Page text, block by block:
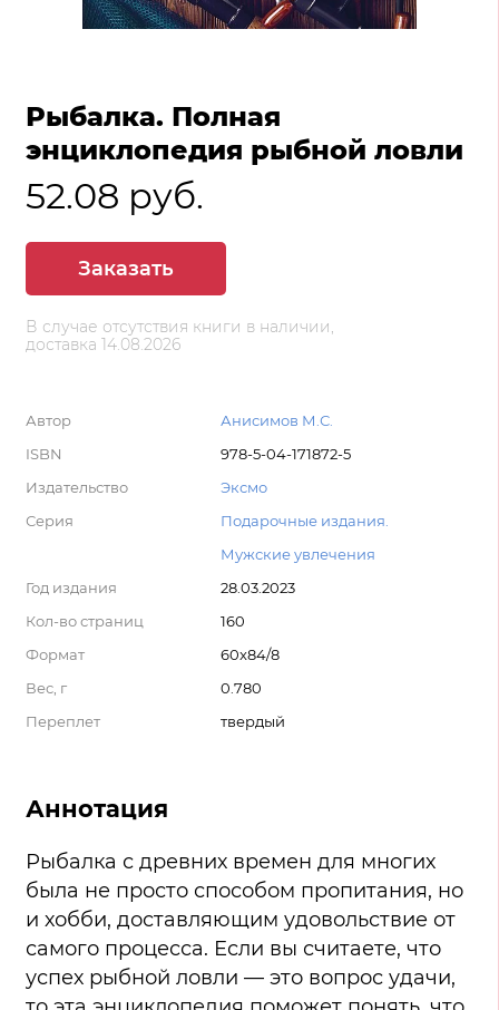
Рыбалка. Полная
энциклопедия рыбной ловли
52.08 руб.
Заказать
В случае отсутствия книги в наличии,
доставка 14.08.2026
Автор
Анисимов М.С.
ISBN
978-5-04-171872-5
Издательство
Эксмо
Серия
Подарочные издания.
Мужские увлечения
Год издания
28.03.2023
Кол-во страниц
160
Формат
60x84/8
Вес, г
0.780
Переплет
твердый
Аннотация
Рыбалка с древних времен для многих
была не просто способом пропитания, но
и хобби, доставляющим удовольствие от
самого процесса. Если вы считаете, что
успех рыбной ловли — это вопрос удачи,